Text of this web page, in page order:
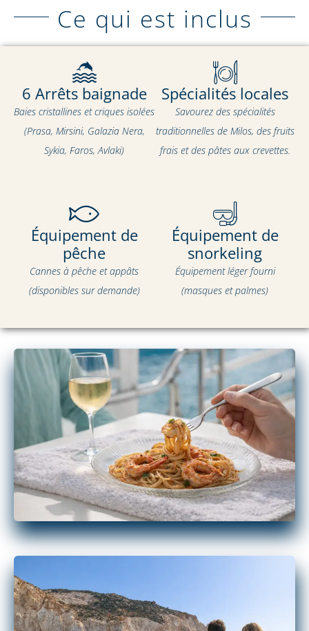
Ce qui est inclus
6 Arrêts baignade
Baies cristallines et criques isolées
(Prasa, Mirsini, Galazia Nera,
Sykia, Faros, Avlaki)
Spécialités locales
Savourez des spécialités
traditionnelles de Milos, des fruits
frais et des pâtes aux crevettes.
Équipement de
pêche
Cannes à pêche et appâts
(disponibles sur demande)
Équipement de
snorkeling
Équipement léger fourni
(masques et palmes)